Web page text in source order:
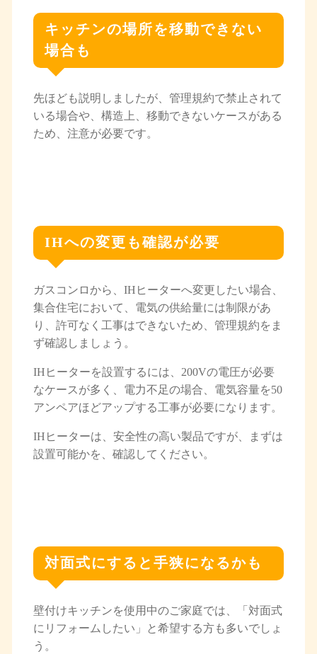
キッチンの場所を移動できない
場合も
先ほども説明しましたが、管理規約で禁止されて
いる場合や、構造上、移動できないケースがある
ため、注意が必要です。
IHへの変更も確認が必要
ガスコンロから、IHヒーターへ変更したい場合、
集合住宅において、電気の供給量には制限があ
り、許可なく工事はできないため、管理規約をま
ず確認しましょう。
IHヒーターを設置するには、200Vの電圧が必要
なケースが多く、電力不足の場合、電気容量を50
アンペアほどアップする工事が必要になります。
IHヒーターは、安全性の高い製品ですが、まずは
設置可能かを、確認してください。
対面式にすると手狭になるかも
壁付けキッチンを使用中のご家庭では、「対面式
にリフォームしたい」と希望する方も多いでしょ
う。